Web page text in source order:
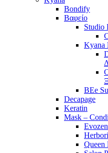
Bondify
Βαφείο
Studio
Kyana
BEe
Decapage
Keratin
Mask –
Queen